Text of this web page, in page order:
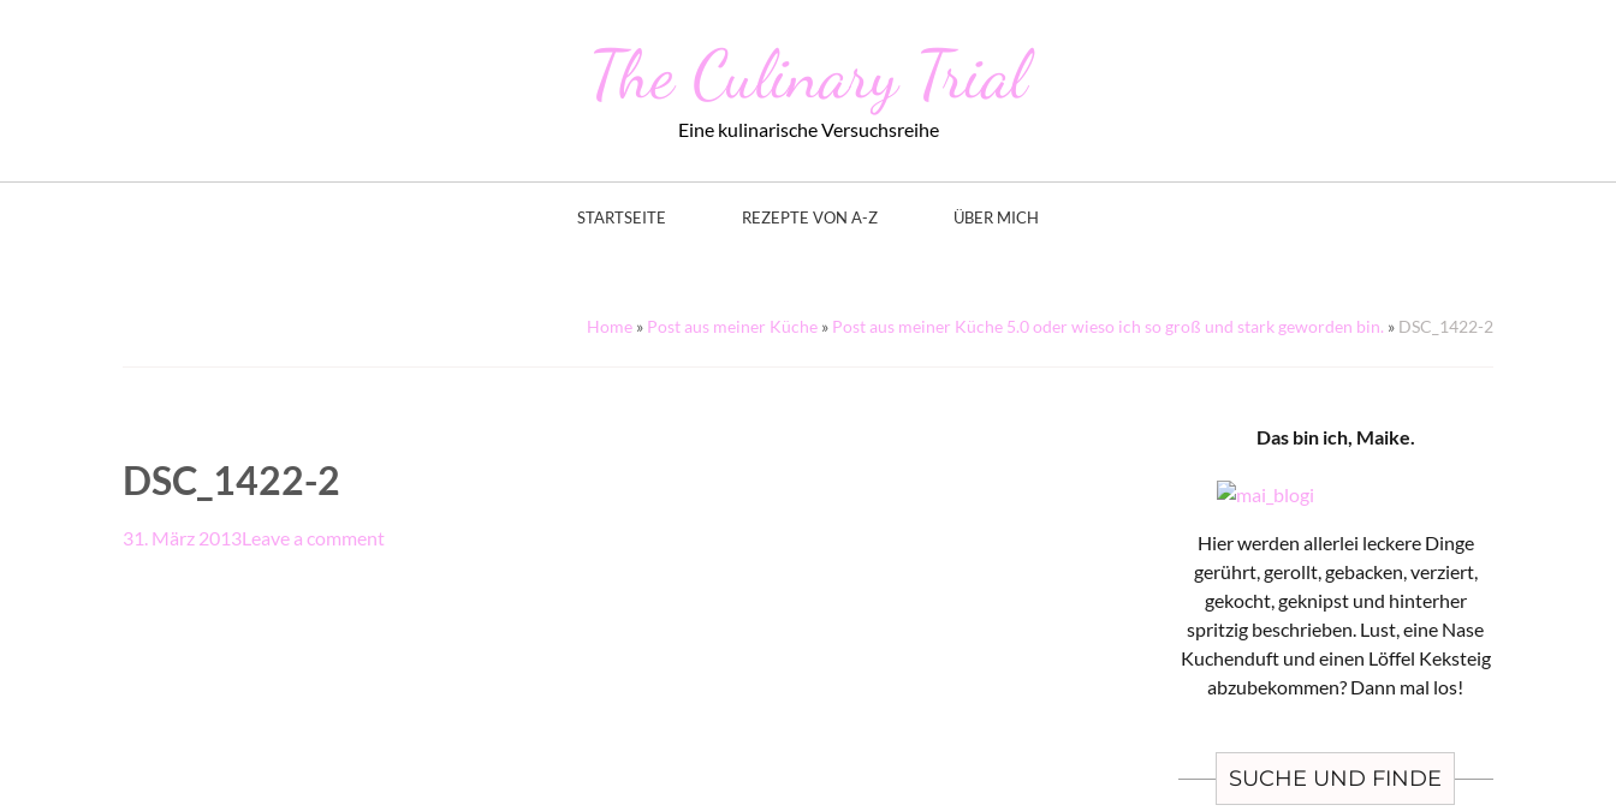
The Culinary Trial
Eine kulinarische Versuchsreihe
STARTSEITE REZEPTE VON A-Z ÜBER MICH
Home » Post aus meiner Küche » Post aus meiner Küche 5.0 oder wieso ich so groß und stark geworden bin. » DSC_1422-2
DSC_1422-2
31. März 2013Leave a comment
Das bin ich, Maike.
Hier werden allerlei leckere Dinge
gerührt, gerollt, gebacken, verziert,
gekocht, geknipst und hinterher
spritzig beschrieben. Lust, eine Nase
Kuchenduft und einen Löffel Keksteig
abzubekommen? Dann mal los!
SUCHE UND FINDE